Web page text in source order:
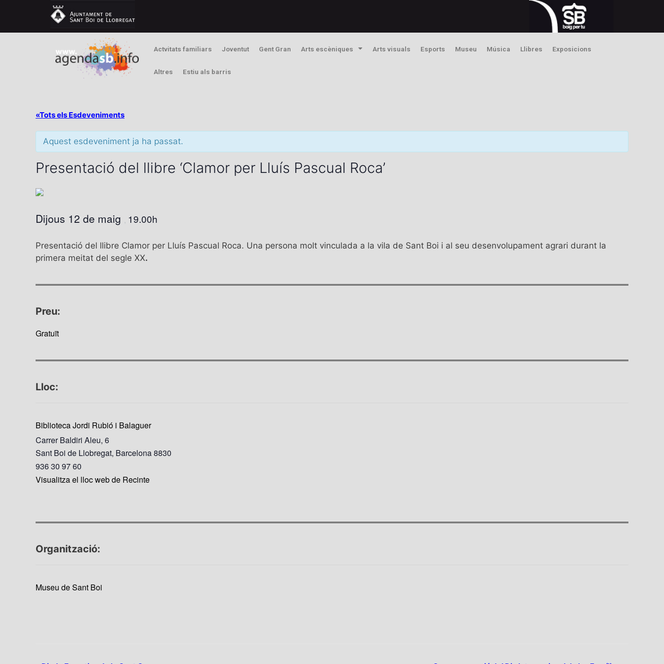
Actvitats familiars Joventut Gent Gran Arts escèniques Arts visuals Esports Museu Música Llibres Exposicions
Altres Estiu als barris
«Tots els Esdeveniments
Aquest esdeveniment ja ha passat.
Presentació del llibre ‘Clamor per Lluís Pascual Roca’
Dijous 12 de maig 19.00h
Presentació del llibre Clamor per Lluís Pascual Roca. Una persona molt vinculada a la vila de Sant Boi i al seu desenvolupament agrari durant la
primera meitat del segle XX.
Preu:
Gratuït
Lloc:
Biblioteca Jordi Rubió i Balaguer
Carrer Baldiri Aleu, 6
Sant Boi de Llobregat, Barcelona8830
936 30 97 60
Visualitza el lloc web de Recinte
Organització:
Museu de Sant Boi